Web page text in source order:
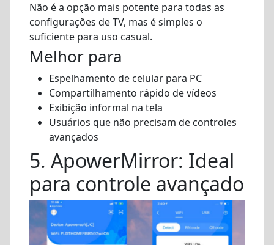
Não é a opção mais potente para todas as
configurações de TV, mas é simples o
suficiente para uso casual.
Melhor para
Espelhamento de celular para PC
Compartilhamento rápido de vídeos
Exibição informal na tela
Usuários que não precisam de controles
avançados
5. ApowerMirror: Ideal
para controle avançado